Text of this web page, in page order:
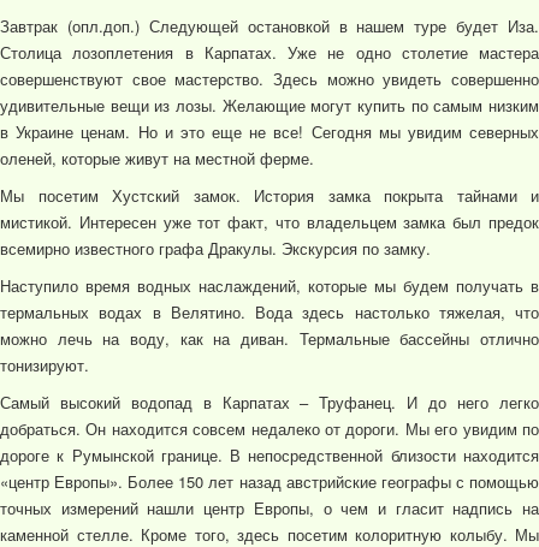
Завтрак (опл.доп.) Следующей остановкой в нашем туре будет Иза.
Столица лозоплетения в Карпатах. Уже не одно столетие мастера
совершенствуют свое мастерство. Здесь можно увидеть совершенно
удивительные вещи из лозы. Желающие могут купить по самым низким
в Украине ценам. Но и это еще не все! Сегодня мы увидим северных
оленей, которые живут на местной ферме.
Мы посетим Хустский замок. История замка покрыта тайнами и
мистикой. Интересен уже тот факт, что владельцем замка был предок
всемирно известного графа Дракулы. Экскурсия по замку.
Наступило время водных наслаждений, которые мы будем получать в
термальных водах в Велятино. Вода здесь настолько тяжелая, что
можно лечь на воду, как на диван. Термальные бассейны отлично
тонизируют.
Самый высокий водопад в Карпатах – Труфанец. И до него легко
добраться. Он находится совсем недалеко от дороги. Мы его увидим по
дороге к Румынской границе. В непосредственной близости находится
«центр Европы». Более 150 лет назад австрийские географы с помощью
точных измерений нашли центр Европы, о чем и гласит надпись на
каменной стелле. Кроме того, здесь посетим колоритную колыбу. Мы